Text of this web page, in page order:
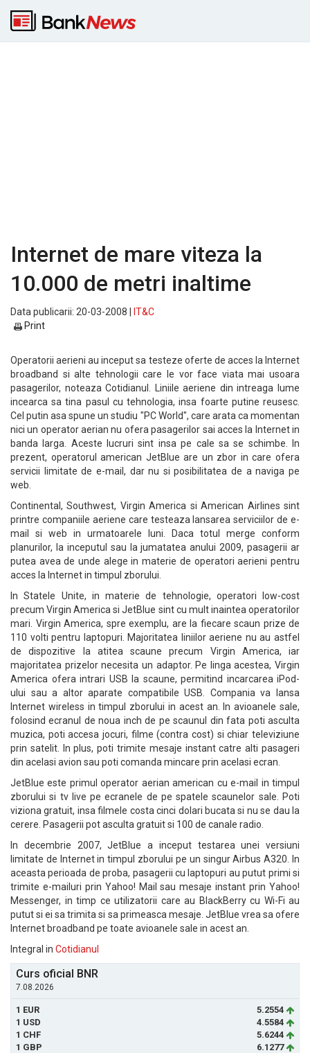
Internet de mare viteza la
10.000 de metri inaltime
Data publicarii: 20-03-2008 |
IT&C
Print
Operatorii aerieni au inceput sa testeze oferte de acces la Internet
broadband si alte tehnologii care le vor face viata mai usoara
pasagerilor, noteaza Cotidianul. Liniile aeriene din intreaga lume
incearca sa tina pasul cu tehnologia, insa foarte putine reusesc.
Cel putin asa spune un studiu "PC World", care arata ca momentan
nici un operator aerian nu ofera pasagerilor sai acces la Internet in
banda larga. Aceste lucruri sint insa pe cale sa se schimbe. In
prezent, operatorul american JetBlue are un zbor in care ofera
servicii limitate de e-mail, dar nu si posibilitatea de a naviga pe
web.
Continental, Southwest, Virgin America si American Airlines sint
printre companiile aeriene care testeaza lansarea serviciilor de e-
mail si web in urmatoarele luni. Daca totul merge conform
planurilor, la inceputul sau la jumatatea anului 2009, pasagerii ar
putea avea de unde alege in materie de operatori aerieni pentru
acces la Internet in timpul zborului.
In Statele Unite, in materie de tehnologie, operatori low-cost
precum Virgin America si JetBlue sint cu mult inaintea operatorilor
mari. Virgin America, spre exemplu, are la fiecare scaun prize de
110 volti pentru laptopuri. Majoritatea liniilor aeriene nu au astfel
de dispozitive la atitea scaune precum Virgin America, iar
majoritatea prizelor necesita un adaptor. Pe linga acestea, Virgin
America ofera intrari USB la scaune, permitind incarcarea iPod-
ului sau a altor aparate compatibile USB. Compania va lansa
Internet wireless in timpul zborului in acest an. In avioanele sale,
folosind ecranul de noua inch de pe scaunul din fata poti asculta
muzica, poti accesa jocuri, filme (contra cost) si chiar televiziune
prin satelit. In plus, poti trimite mesaje instant catre alti pasageri
din acelasi avion sau poti comanda mincare prin acelasi ecran.
JetBlue este primul operator aerian american cu e-mail in timpul
zborului si tv live pe ecranele de pe spatele scaunelor sale. Poti
viziona gratuit, insa filmele costa cinci dolari bucata si nu se dau la
cerere. Pasagerii pot asculta gratuit si 100 de canale radio.
In decembrie 2007, JetBlue a inceput testarea unei versiuni
limitate de Internet in timpul zborului pe un singur Airbus A320. In
aceasta perioada de proba, pasagerii cu laptopuri au putut primi si
trimite e-mailuri prin Yahoo! Mail sau mesaje instant prin Yahoo!
Messenger, in timp ce utilizatorii care au BlackBerry cu Wi-Fi au
putut si ei sa trimita si sa primeasca mesaje. JetBlue vrea sa ofere
Internet broadband pe toate avioanele sale in acest an.
Integral in Cotidianul
Curs oficial BNR
7.08.2026
1 EUR
5.2554
1 USD
4.5584
1 CHF
5.6244
1 GBP
6.1277